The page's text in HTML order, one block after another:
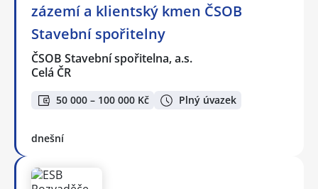
zázemí a klientský kmen ČSOB
Stavební spořitelny
ČSOB Stavební spořitelna, a.s.
Celá ČR
50 000 – 100 000 Kč Plný úvazek
dnešní